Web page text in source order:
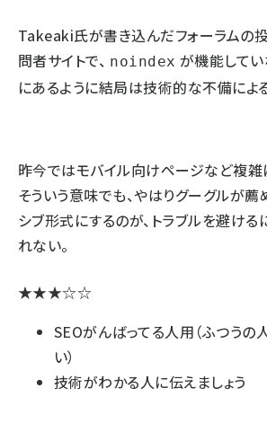
Takeaki氏が書き込んだフォーラムの
問者サイトで、 noindex が機能してい
にあるように結局は技術的な不備によ
昨今ではモバイル向けページなど複雑
そういう意味でも、やはりグーグルが薦
シブ形式にするのが、トラブルを避け
れない。
★★★☆☆
SEOがんばってる人用（ふつうの
い）
技術がわかる人に伝えましょう